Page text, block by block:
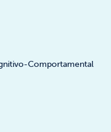
Comportamental